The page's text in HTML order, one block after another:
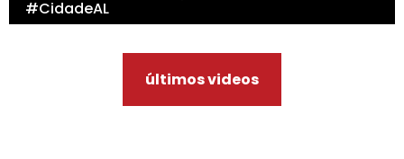
#CidadeAL
últimos videos